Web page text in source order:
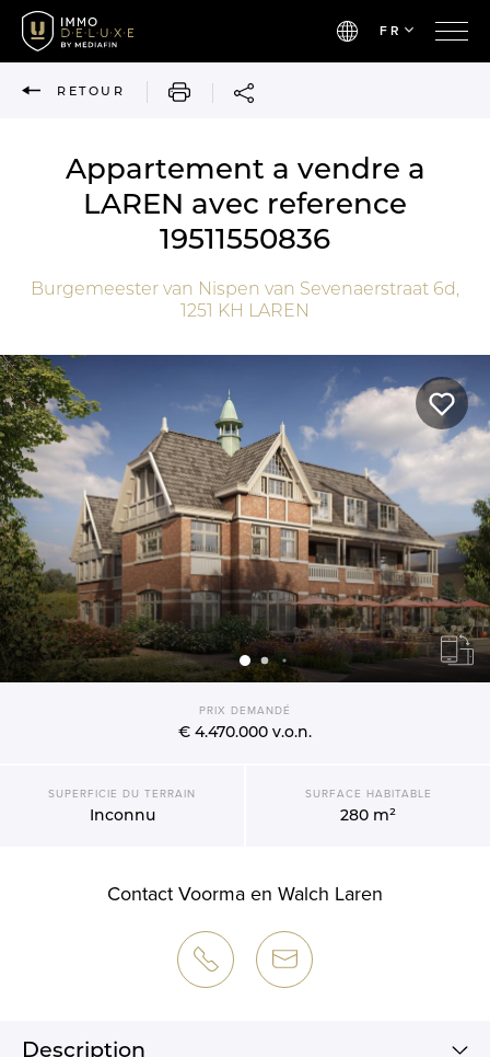
FR
RETOUR IMPRIMER
Appartement a vendre a
LAREN avec reference
19511550836
Burgemeester van Nispen van Sevenaerstraat 6d,
1251 KH LAREN
PRIX DEMANDÉ
€ 4.470.000 v.o.n.
SUPERFICIE DU TERRAIN
Inconnu
SURFACE HABITABLE
280 m²
Contact Voorma en Walch Laren
Description